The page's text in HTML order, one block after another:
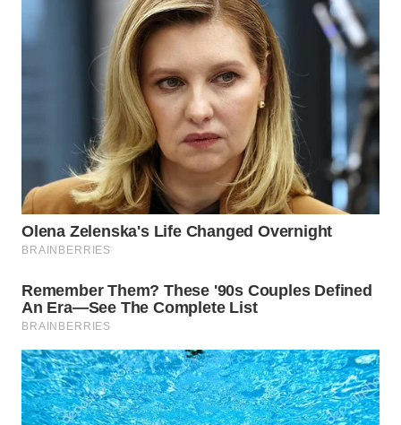
WN
TAPANULI
UTARA
SAMOSIR
WN
PADANG
LAWAS
WN